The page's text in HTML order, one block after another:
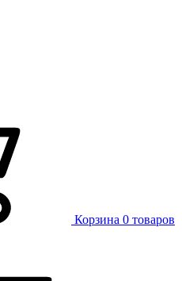
Корзина 0 товаров